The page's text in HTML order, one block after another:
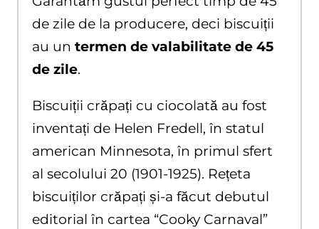
de zile de la producere, deci biscuiții
au un termen de valabilitate de 45
de zile.
Biscuiții crăpați cu ciocolată au fost
inventați de Helen Fredell, în statul
american Minnesota, în primul sfert
al secolului 20 (1901-1925). Rețeta
biscuiților crăpați și-a făcut debutul
editorial în cartea “Cooky Carnaval”